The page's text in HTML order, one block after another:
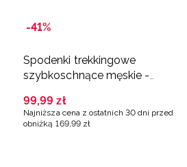
-41%
Spodenki trekkingowe
szybkoschnące męskie -
99,99 zł
Najniższa cena z ostatnich 30 dni przed
obniżką 169, 99 zł